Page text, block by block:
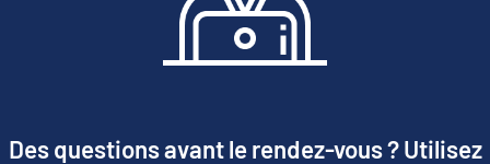
Des questions avant le rendez-vous ? Utilisez